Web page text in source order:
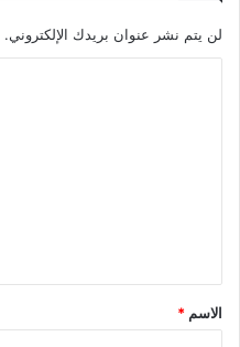
لن يتم نشر عنوان بريدك الإلكتروني.
*
الاسم *